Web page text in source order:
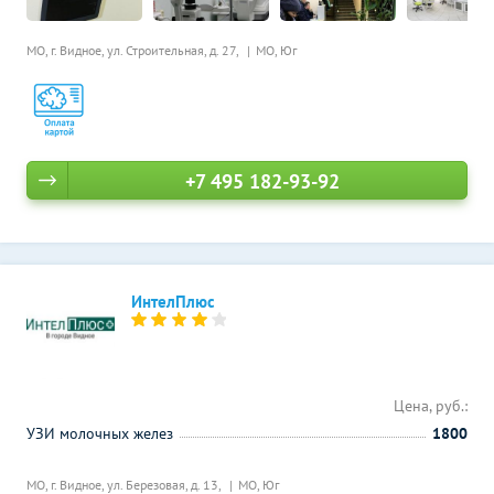
МО, г. Видное, ул. Строительная, д. 27, МО, Юг
+7 495 182-93-92
ИнтелПлюс
МО, г. Видное, ул. Березовая, д. 13, МО, Юг
Цена, руб.:
УЗИ молочных желез
1800